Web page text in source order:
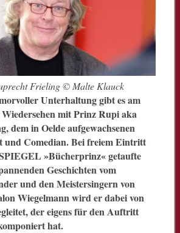
Frieling © Malte Klauck
Unterhaltung gibt es am
mit Prinz Rupi aka
dem in Oelde aufgewachsenen
und Comedian. Bei freiem Eintritt
»Bücherprinz« getaufte
Geschichten vom
und den Meistersingern von
Wiegelmann wird er dabei von
der eigens für den Auftritt
hat.